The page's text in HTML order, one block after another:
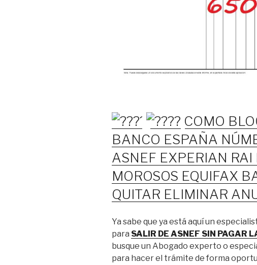
COMO
BANCO ESPAÑA
ASNEF EXPERIAN RAI
MOROSOS EQUIFAX
QUITAR ELIMINAR
Ya sabe que ya está aquí un
para SALIR DE ASNEF SIN PAGAR
busque un Abogado experto o
para hacer el trámite de forma